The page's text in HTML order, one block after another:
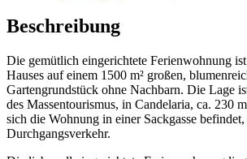
Beschreibung
Die gemütlich eingerichtete Ferienwohnung
Hauses auf einem 1500 m² großen,
Gartengrundstück ohne Nachbarn. Die Lage
des Massentourismus, in Candelaria, ca. 230
sich die Wohnung in einer Sackgasse
Durchgangsverkehr.